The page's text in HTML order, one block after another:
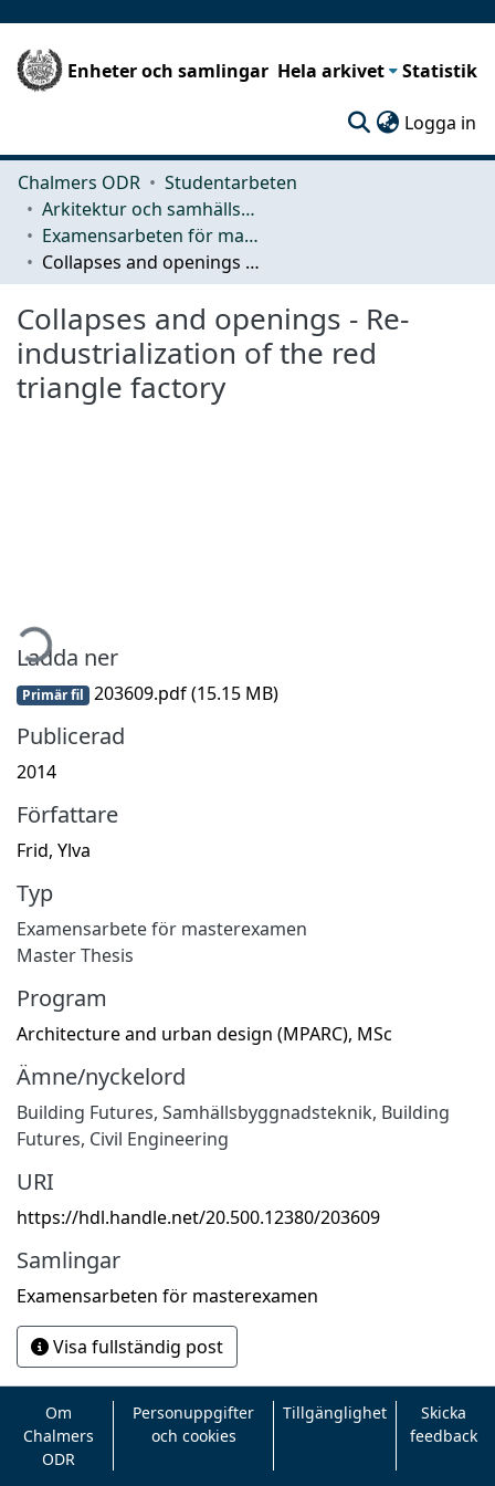
Enheter och samlingar Hela arkivet Statistik
Logga in
Chalmers ODR
Studentarbeten
Arkitektur och samhällsbyggnadsteknik (ACE)
Examensarbeten för masterexamen
Collapses and openings - Re-industrialization of the red triangle factory
Collapses and openings - Re-
industrialization of the red
triangle factory
Ladda ner
Primär fil 203609.pdf(15.15 MB)
Publicerad
2014
Författare
Frid, Ylva
Typ
Examensarbete för masterexamen
Master Thesis
Program
Architecture and urban design (MPARC), MSc
Ämne/nyckelord
Building Futures, Samhällsbyggnadsteknik, Building
Futures, Civil Engineering
URI
https://hdl.handle.net/20.500.12380/203609
Samlingar
Examensarbeten för masterexamen
Visa fullständig post
Om
Chalmers
ODR
Personuppgifter
och cookies
Tillgänglighet
Skicka
feedback